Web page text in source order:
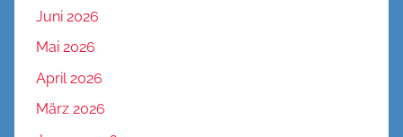
Juni 2026
Mai 2026
April 2026
März 2026